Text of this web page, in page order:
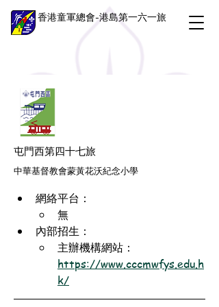
香港童軍總會-港島第一六一旅
屯門西第四十七旅
中華基督教會蒙黃花沃紀念小學
網絡平台：
無
內部招生：
主辦機構網站：
https://www.cccmwfys.edu.h
k/